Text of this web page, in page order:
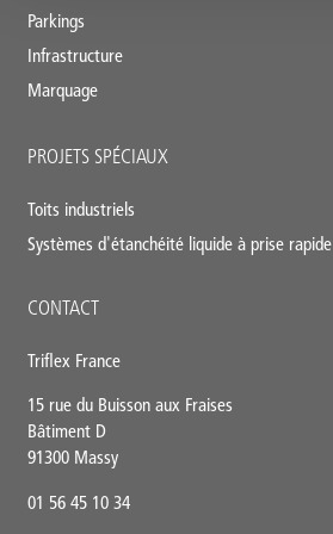
Parkings
Infrastructure
Marquage
PROJETS SPÉCIAUX
Toits industriels
Systèmes d'étanchéité liquide à prise rapide
CONTACT
Triflex France
15 rue du Buisson aux Fraises
Bâtiment D
91300 Massy
01 56 45 10 34